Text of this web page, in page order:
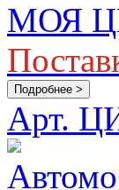
МОЯ
Подробнее >
Арт.